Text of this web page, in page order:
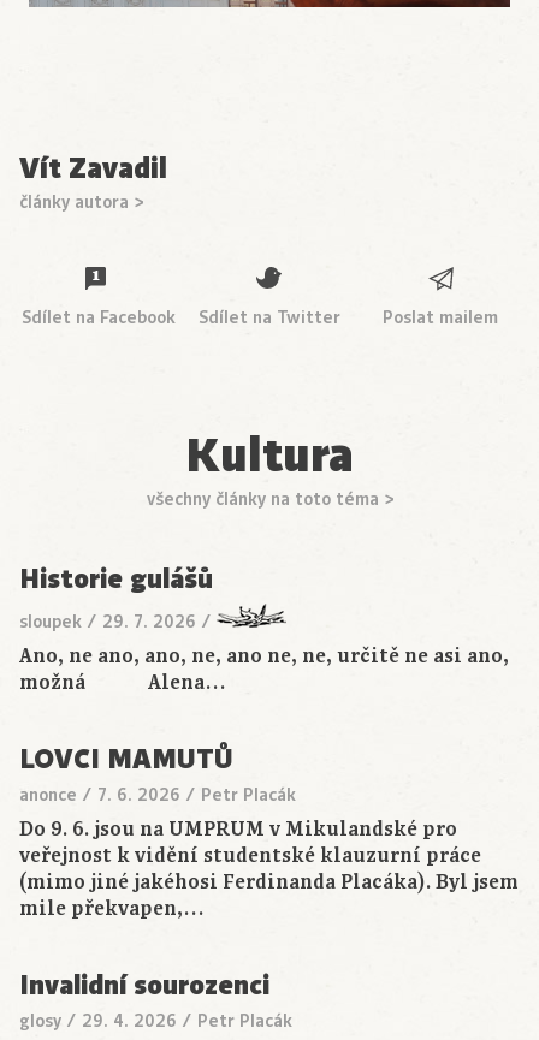
Vít Zavadil
články autora >
Sdílet na Facebook Sdílet na Twitter Poslat mailem
Kultura
všechny články na toto téma >
Historie gulášů
sloupek / 29. 7. 2026 /
Ano, ne ano, ano, ne, ano ne, ne, určitě ne asi ano,
možná Alena…
LOVCI MAMUTŮ
anonce / 7. 6. 2026 / Petr Placák
Do 9. 6. jsou na UMPRUM v Mikulandské pro
veřejnost k vidění studentské klauzurní práce
(mimo jiné jakéhosi Ferdinanda Placáka). Byl jsem
mile překvapen,…
Invalidní sourozenci
glosy / 29. 4. 2026 / Petr Placák